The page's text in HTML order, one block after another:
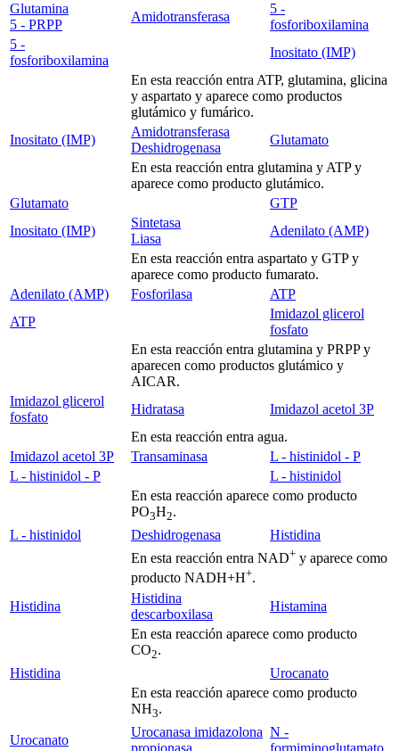
Glutamina
5 - PRPP
Amidotransferasa
5 -
fosforiboxilamina
5 -
fosforiboxilamina
Inositato (IMP)
En esta reacción entra ATP, glutamina, glicina
y aspartato y aparece como productos
glutámico y fumárico.
Inositato (IMP)
Amidotransferasa
Deshidrogenasa
Glutamato
En esta reacción entra glutamina y ATP y
aparece como producto glutámico.
Glutamato
GTP
Inositato (IMP)
Sintetasa
Liasa
Adenilato (AMP)
En esta reacción entra aspartato y GTP y
aparece como producto fumarato.
Adenilato (AMP)
Fosforilasa
ATP
ATP
Imidazol glicerol
fosfato
En esta reacción entra glutamina y PRPP y
aparecen como productos glutámico y
AICAR.
Imidazol glicerol
fosfato
Hidratasa
Imidazol acetol 3P
En esta reacción entra agua.
Imidazol acetol 3P
Transaminasa
L - histinidol - P
L - histinidol - P
L - histinidol
En esta reacción aparece como producto
PO3H2.
L - histinidol
Deshidrogenasa
Histidina
En esta reacción entra NAD+ y aparece como
producto NADH+H+.
Histidina
Histidina
descarboxilasa
Histamina
En esta reacción aparece como producto
CO2.
Histidina
Urocanato
En esta reacción aparece como producto
NH3.
Urocanato
Urocanasa imidazolona
propionasa
N -
formiminoglutamato